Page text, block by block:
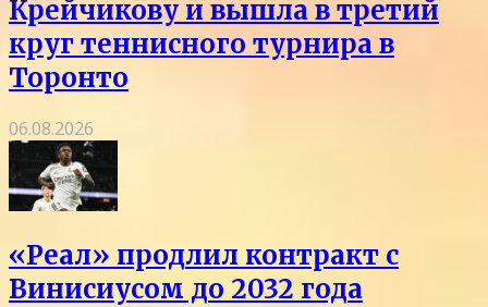
Крейчикову и вышла в третий
круг теннисного турнира в
Торонто
06.08.2026
«Реал» продлил контракт с
Винисиусом до 2032 года